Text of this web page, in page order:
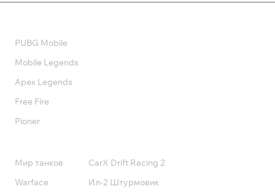
PUBG Mobile
Mobile Legends
Apex Legends
Free Fire
Pioner
Мир танков
Warface
CarX Drift Racing 2
Ил-2 Штурмовик